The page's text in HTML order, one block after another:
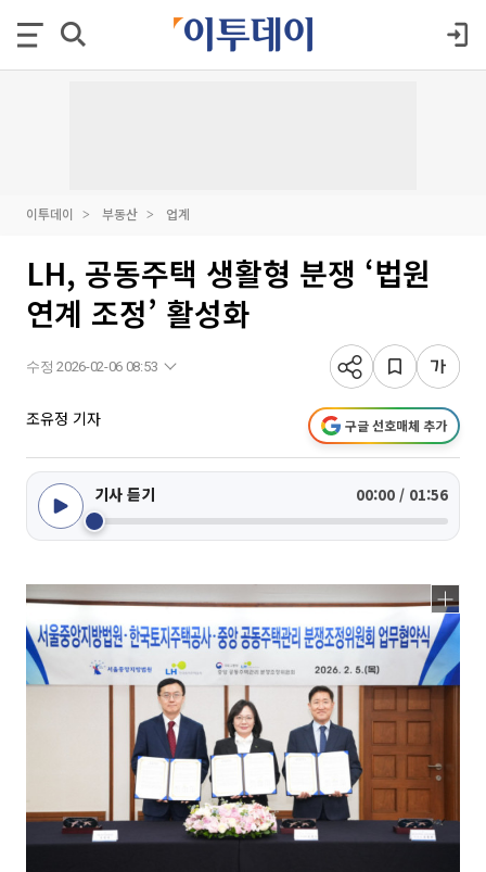
이투데이 부동산 업계
LH, 공동주택 생활형 분쟁 ‘법원
연계 조정’ 활성화
수정 2026-02-06 08:53
조유정 기자 구글 선호매체 추가
기사 듣기 00:00 / 01:56